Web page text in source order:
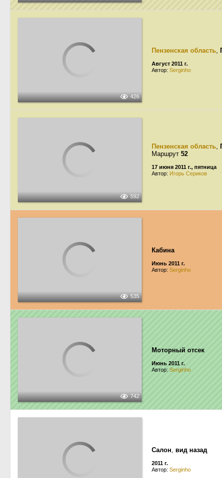
426
Пензенская область,
Август 2011 г.
Автор: Serginho
592
Пензенская область,
Маршрут 52
17 июня 2011 г., пятница
Автор: Игорь Сериков
535
Кабина
Июнь 2011 г.
Автор: Serginho
742
Моторный отсек
Июнь 2011 г.
Автор: Serginho
Салон, вид назад
2011 г.
Автор: Serginho